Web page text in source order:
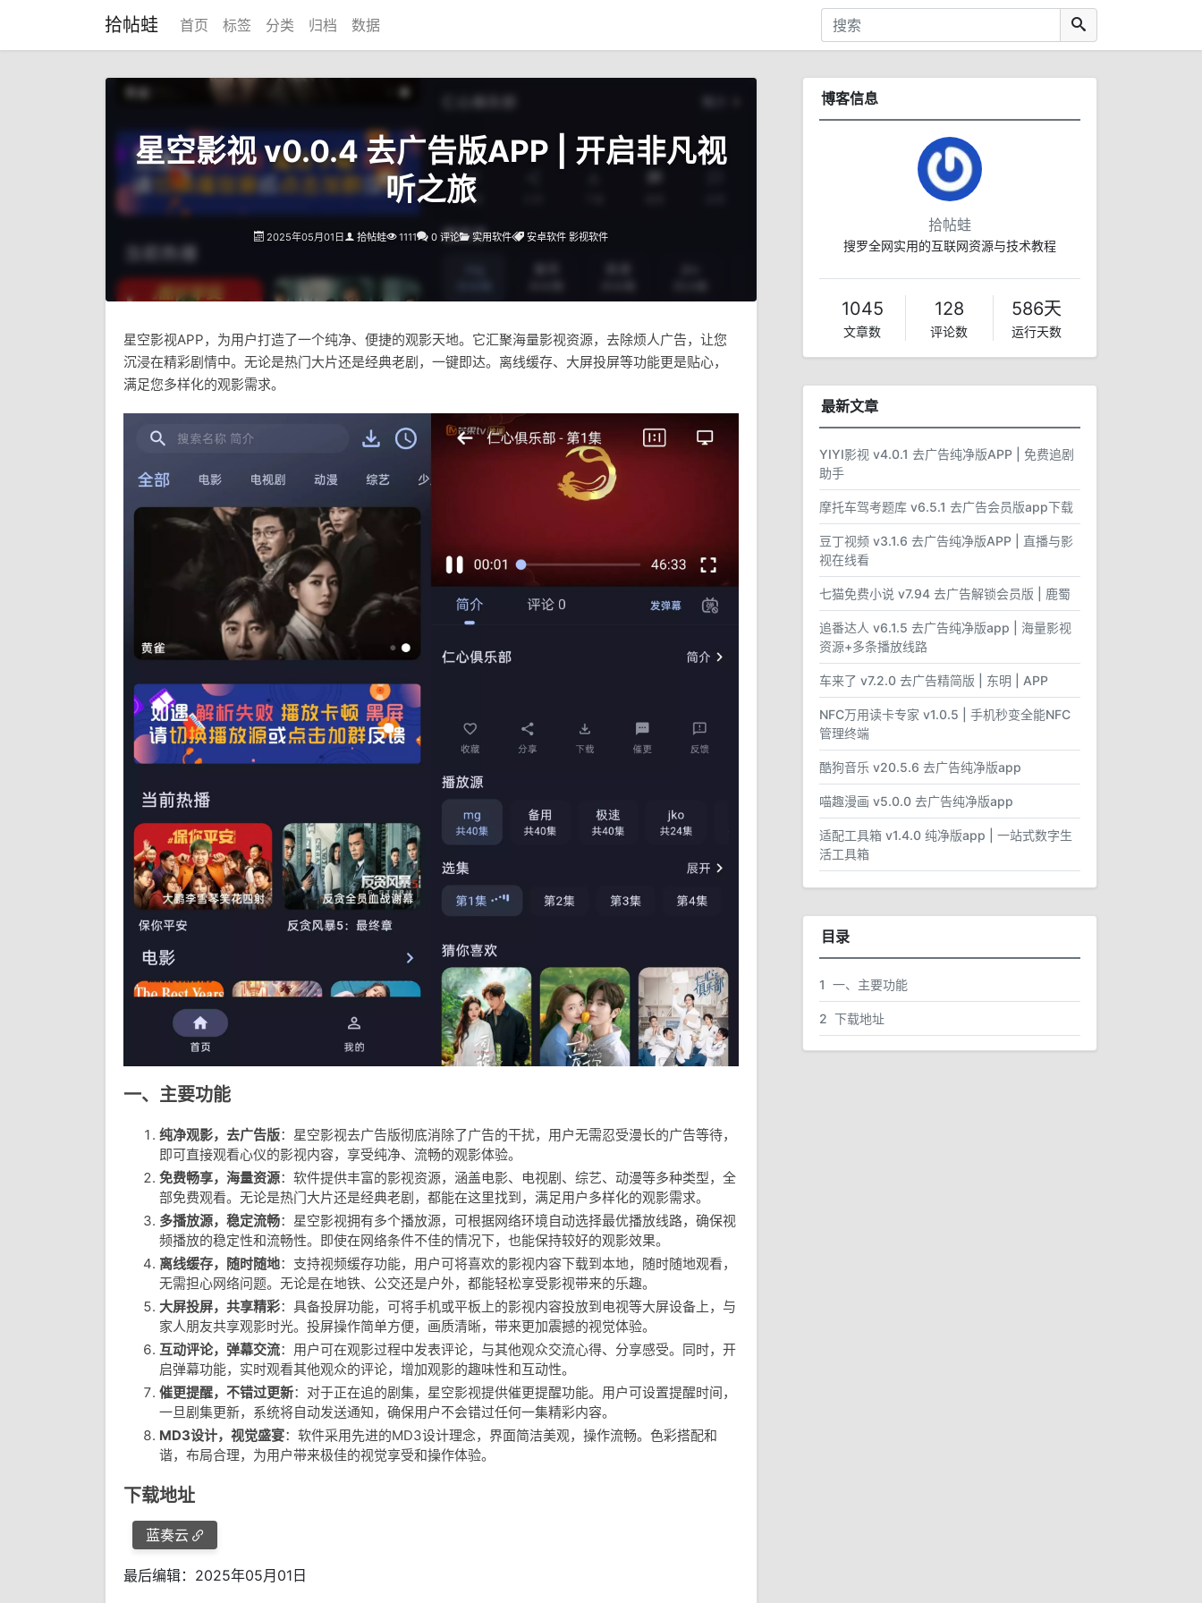
拾帖蛙 首页 标签 分类 归档 数据
星空影视 v0.0.4 去广告版APP | 开启非凡视
听之旅
2025年05月01日 拾帖蛙 1111 0 评论 实用软件 安卓软件 影视软件
星空影视APP，为用户打造了一个纯净、便捷的观影天地。它汇聚海量影视资源，去除烦人广告，让您
沉浸在精彩剧情中。无论是热门大片还是经典老剧，一键即达。离线缓存、大屏投屏等功能更是贴心，
满足您多样化的观影需求。
一、主要功能
纯净观影，去广告版：星空影视去广告版彻底消除了广告的干扰，用户无需忍受漫长的广告等待，
即可直接观看心仪的影视内容，享受纯净、流畅的观影体验。
免费畅享，海量资源：软件提供丰富的影视资源，涵盖电影、电视剧、综艺、动漫等多种类型，全
部免费观看。无论是热门大片还是经典老剧，都能在这里找到，满足用户多样化的观影需求。
多播放源，稳定流畅：星空影视拥有多个播放源，可根据网络环境自动选择最优播放线路，确保视
频播放的稳定性和流畅性。即使在网络条件不佳的情况下，也能保持较好的观影效果。
离线缓存，随时随地：支持视频缓存功能，用户可将喜欢的影视内容下载到本地，随时随地观看，
无需担心网络问题。无论是在地铁、公交还是户外，都能轻松享受影视带来的乐趣。
大屏投屏，共享精彩：具备投屏功能，可将手机或平板上的影视内容投放到电视等大屏设备上，与
家人朋友共享观影时光。投屏操作简单方便，画质清晰，带来更加震撼的视觉体验。
互动评论，弹幕交流：用户可在观影过程中发表评论，与其他观众交流心得、分享感受。同时，开
启弹幕功能，实时观看其他观众的评论，增加观影的趣味性和互动性。
催更提醒，不错过更新：对于正在追的剧集，星空影视提供催更提醒功能。用户可设置提醒时间，
一旦剧集更新，系统将自动发送通知，确保用户不会错过任何一集精彩内容。
MD3设计，视觉盛宴：软件采用先进的MD3设计理念，界面简洁美观，操作流畅。色彩搭配和
谐，布局合理，为用户带来极佳的视觉享受和操作体验。
下载地址
蓝奏云
最后编辑：2025年05月01日
博客信息
拾帖蛙
搜罗全网实用的互联网资源与技术教程
1045
文章数
128
评论数
586天
运行天数
最新文章
YIYI影视 v4.0.1 去广告纯净版APP | 免费追剧
助手
摩托车驾考题库 v6.5.1 去广告会员版app下载
豆丁视频 v3.1.6 去广告纯净版APP | 直播与影
视在线看
七猫免费小说 v7.94 去广告解锁会员版 | 鹿蜀
追番达人 v6.1.5 去广告纯净版app | 海量影视
资源+多条播放线路
车来了 v7.2.0 去广告精简版 | 东明 | APP
NFC万用读卡专家 v1.0.5 | 手机秒变全能NFC
管理终端
酷狗音乐 v20.5.6 去广告纯净版app
喵趣漫画 v5.0.0 去广告纯净版app
适配工具箱 v1.4.0 纯净版app | 一站式数字生
活工具箱
目录
1 一、主要功能
2 下载地址